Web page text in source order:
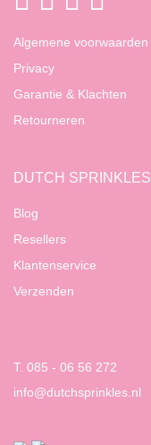
Algemene voorwaarden
Privacy
Garantie & Klachten
Retourneren
DUTCH SPRINKLES
Blog
Resellers
Klantenservice
Verzenden
T. 085 - 06 56 272
info@dutchsprinkles.nl